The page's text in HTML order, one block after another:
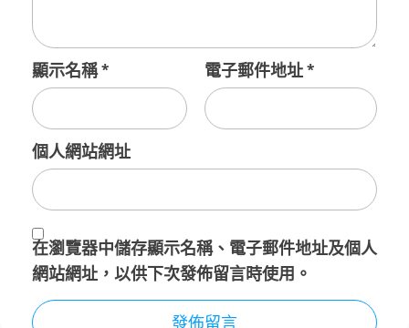
顯示名稱* 電子郵件地址*
個人網站網址
在瀏覽器中儲存顯示名稱、電子郵件地址及個人
網站網址，以供下次發佈留言時使用。